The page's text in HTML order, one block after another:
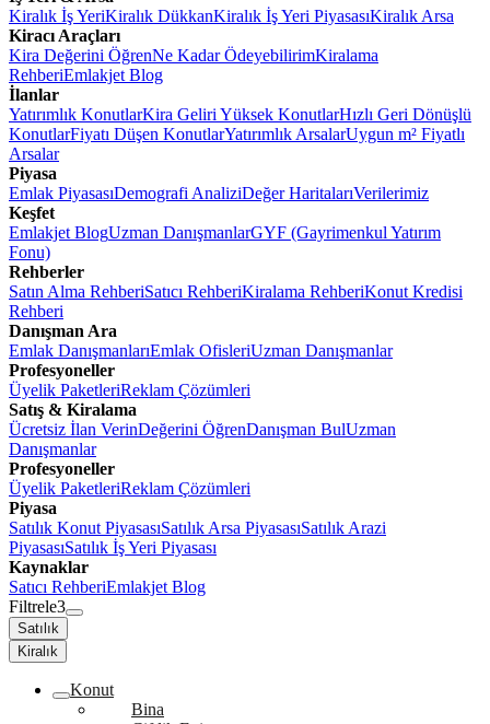
Kiralık İş YeriKiralık DükkanKiralık İş Yeri PiyasasıKiralık Arsa
Kiracı Araçları
Kira Değerini ÖğrenNe Kadar ÖdeyebilirimKiralama
RehberiEmlakjet Blog
İlanlar
Yatırımlık KonutlarKira Geliri Yüksek KonutlarHızlı Geri Dönüşlü
KonutlarFiyatı Düşen KonutlarYatırımlık ArsalarUygun m² Fiyatlı
Arsalar
Piyasa
Emlak PiyasasıDemografi AnaliziDeğer HaritalarıVerilerimiz
Keşfet
Emlakjet BlogUzman DanışmanlarGYF (Gayrimenkul Yatırım
Fonu)
Rehberler
Satın Alma RehberiSatıcı RehberiKiralama RehberiKonut Kredisi
Rehberi
Danışman Ara
Emlak DanışmanlarıEmlak OfisleriUzman Danışmanlar
Profesyoneller
Üyelik PaketleriReklam Çözümleri
Satış & Kiralama
Ücretsiz İlan VerinDeğerini ÖğrenDanışman BulUzman
Danışmanlar
Profesyoneller
Üyelik PaketleriReklam Çözümleri
Piyasa
Satılık Konut PiyasasıSatılık Arsa PiyasasıSatılık Arazi
PiyasasıSatılık İş Yeri Piyasası
Kaynaklar
Satıcı RehberiEmlakjet Blog
Filtrele3
Satılık
Kiralık
Konut
Bina